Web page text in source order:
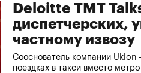
Deloitte TMT
диспетчерских,
частному извозу
Сооснователь компании Uklon
поездках в такси вместо